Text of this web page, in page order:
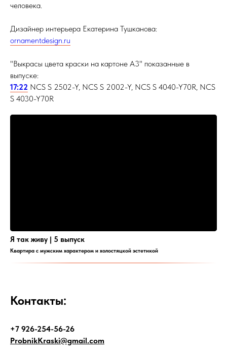
человека.
Дизайнер интерьера Екатерина Тушканова:
ornamentdesign.ru
"Выкрасы цвета краски на картоне А3" показанные в
выпуске:
17:22 NCS S 2502-Y, NCS S 2002-Y, NCS S 4040-Y70R, NCS
S 4030-Y70R
Я так живу | 5 выпуск
Квартира с мужским характером и холостяцкой эстетикой
Контакты:
+7 926-254-56-26
ProbnikKraski@gmail.com